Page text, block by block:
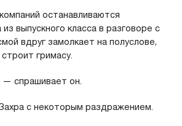
останавливаются
выпускного класса в разговоре с
вдруг замолкает на полуслове,
гримасу.
— спрашивает он.
с некоторым раздражением.